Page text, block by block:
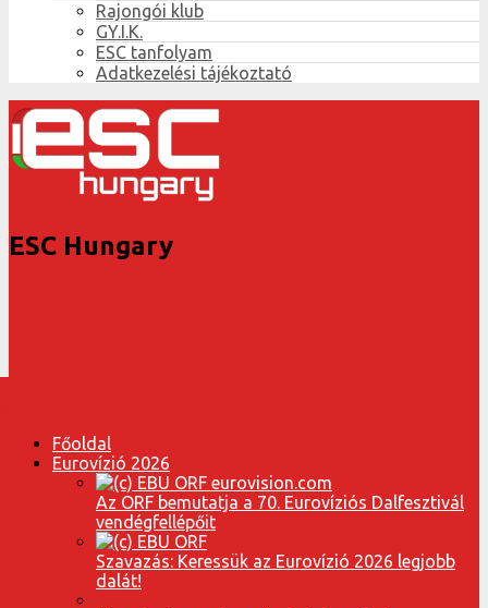
Rajongói klub
GY.I.K.
ESC tanfolyam
Adatkezelési tájékoztató
ESC Hungary
Főoldal
Eurovízió 2026
Az ORF bemutatja a 70. Eurovíziós Dalfesztivál
vendégfellépőit
Szavazás: Keressük az Eurovízió 2026 legjobb
dalát!